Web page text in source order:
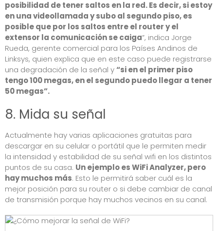
posibilidad de tener saltos en la red. Es decir, si estoy
en una videollamada y subo al segundo piso, es
posible que por los saltos entre el router y el
extensor la comunicación se caiga”, indica Jorge
Rueda, gerente comercial para los Países Andinos de
Linksys, quien explica que en este caso puede registrarse
una degradación de la señal y“si en el primer piso
tengo 100 megas, en el segundo puedo llegar a tener
50 megas”.
8. Mida su señal
Actualmente hay varias aplicaciones gratuitas para
descargar en su celular o portátil que le permiten medir
la intensidad y estabilidad de su señal wifi en los distintos
puntos de su casa. Un ejemplo es WiFi Analyzer, pero
hay muchos más. Esto le permitirá saber cuál es la
mejor posición para su router o si debe cambiar de canal
de transmisión porque hay muchos vecinos en su canal.